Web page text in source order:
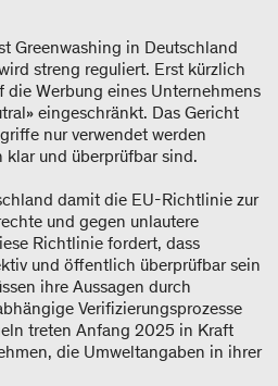
Greenwashing in Deutschland
streng reguliert. Erst kürzlich
Werbung eines Unternehmens
eingeschränkt. Das Gericht
nur verwendet werden
und überprüfbar sind.
damit die EU-Richtlinie zur
und gegen unlautere
Richtlinie fordert, dass
und öffentlich überprüfbar sein
ihre Aussagen durch
Verifizierungsprozesse
treten Anfang 2025 in Kraft
die Umweltangaben in ihrer